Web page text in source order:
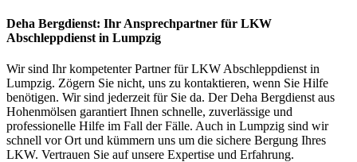
Deha Bergdienst: Ihr Ansprechpartner für LKW
Abschleppdienst in Lumpzig
Wir sind Ihr kompetenter Partner für LKW Abschleppdienst in
Lumpzig. Zögern Sie nicht, uns zu kontaktieren, wenn Sie Hilfe
benötigen. Wir sind jederzeit für Sie da. Der Deha Bergdienst aus
Hohenmölsen garantiert Ihnen schnelle, zuverlässige und
professionelle Hilfe im Fall der Fälle. Auch in Lumpzig sind wir
schnell vor Ort und kümmern uns um die sichere Bergung Ihres
LKW. Vertrauen Sie auf unsere Expertise und Erfahrung.